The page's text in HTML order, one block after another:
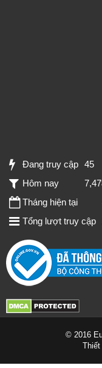
Đang truy cập 45
Hôm nay
Tháng hiện tại
Tổng lượt truy cập
© 2016
Thiết